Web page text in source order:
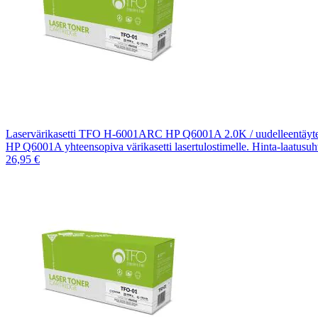
Laservärikasetti TFO H-6001ARC HP Q6001A 2.0K /
HP Q6001A yhteensopiva värikasetti lasertulostimelle. Hinta-
26,95 €